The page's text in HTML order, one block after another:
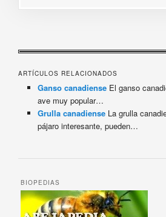
ARTÍCULOS RELACIONADOS
Ganso canadiense El ganso
ave muy popular…
Grulla canadiense La grulla
pájaro interesante, pueden…
BIOPEDIAS